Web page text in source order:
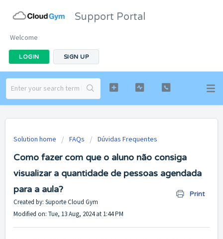
Support Portal
Welcome
LOGIN SIGN UP
Solution home FAQs Dúvidas Frequentes
Como fazer com que o aluno não consiga
visualizar a quantidade de pessoas agendada
para a aula?
Print
Created by: Suporte Cloud Gym
Modified on: Tue, 13 Aug, 2024 at 1:44 PM